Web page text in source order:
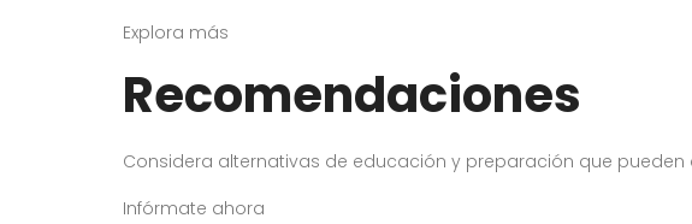
Explora más
Recomendaciones
Considera alternativas de educación y preparación que
Infórmate ahora